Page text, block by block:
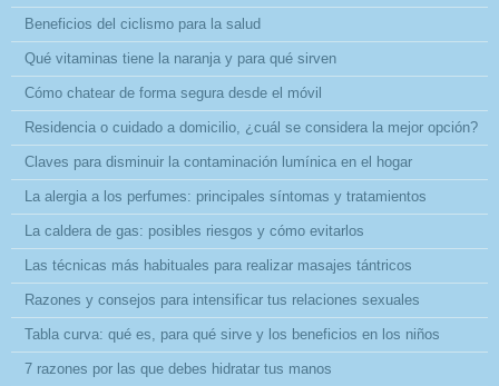
Beneficios del ciclismo para la salud
Qué vitaminas tiene la naranja y para qué sirven
Cómo chatear de forma segura desde el móvil
Residencia o cuidado a domicilio, ¿cuál se considera la mejor opción?
Claves para disminuir la contaminación lumínica en el hogar
La alergia a los perfumes: principales síntomas y tratamientos
La caldera de gas: posibles riesgos y cómo evitarlos
Las técnicas más habituales para realizar masajes tántricos
Razones y consejos para intensificar tus relaciones sexuales
Tabla curva: qué es, para qué sirve y los beneficios en los niños
7 razones por las que debes hidratar tus manos